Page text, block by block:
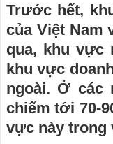
Trước hết,
của Việt Nam
qua, khu
khu vực
ngoài. Ở các
chiếm tới 70-
vực này trong